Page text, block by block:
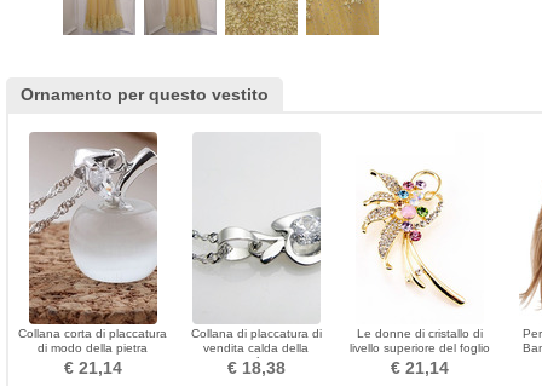
Ornamento per questo vestito
Collana corta di placcatura
di modo della pietra
dell'occhio di Apple Silver
Cat
€ 21,14
Collana di placcatura di
vendita calda della
personalità di Apple
€ 18,38
Le donne di cristallo di
livello superiore del foglio
del diamante intarsiato
fioriscono il brooch
€ 21,14